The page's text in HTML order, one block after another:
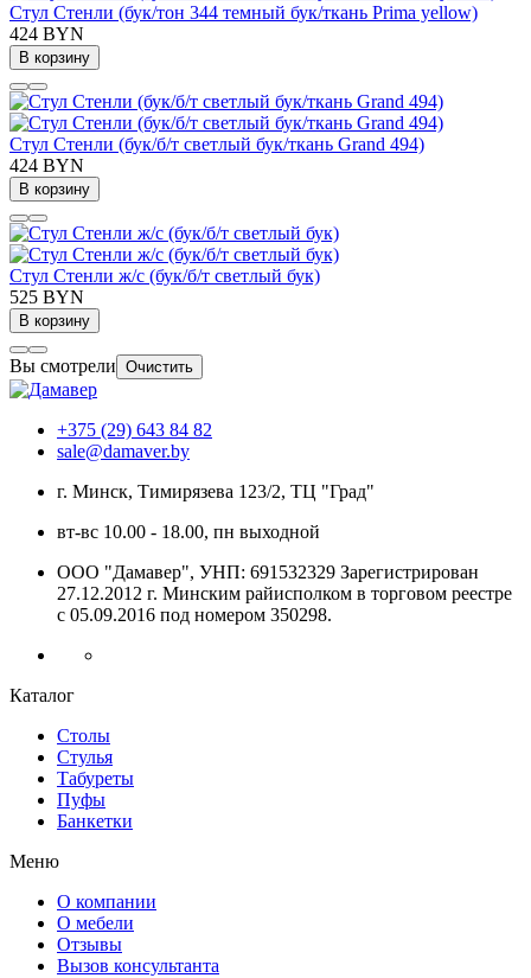
Стул Стенли (бук/тон 344 темный бук/ткань Prima yellow)
424 BYN
В корзину
Стул Стенли (бук/б/т светлый бук/ткань Grand 494)
424 BYN
В корзину
Стул Стенли ж/с (бук/б/т светлый бук)
525 BYN
В корзину
Вы смотрели Очистить
+375 (29) 643 84 82
sale@damaver.by
г. Минск, Тимирязева 123/2, ТЦ "Град"
вт-вс 10.00 - 18.00, пн выходной
ООО "Дамавер", УНП: 691532329 Зарегистрирован
27.12.2012 г. Минским райисполком в торговом реестре
с 05.09.2016 под номером 350298.
Каталог
Столы
Стулья
Табуреты
Пуфы
Банкетки
Меню
О компании
О мебели
Отзывы
Вызов консультанта